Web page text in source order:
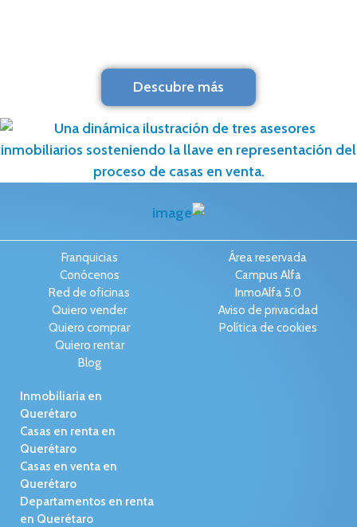
Descubre más
Franquicias
Conócenos
Red de oficinas
Quiero vender
Quiero comprar
Quiero rentar
Blog
Área reservada
Campus Alfa
InmoAlfa 5.0
Aviso de privacidad
Política de cookies
Inmobiliaria en
Querétaro
Casas en renta en
Querétaro
Casas en venta en
Querétaro
Departamentos en renta
en Querétaro